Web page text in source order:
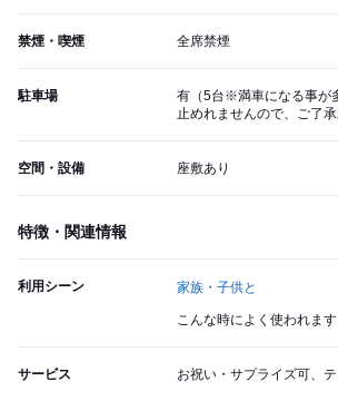
禁煙・喫煙 全席禁煙
駐車場
有（5台※満車になる事が
止めれませんので、ご了承
空間・設備 座敷あり
特徴・関連情報
利用シーン 家族・子供と
こんな時によく使われます
サービス お祝い・サプライズ可、